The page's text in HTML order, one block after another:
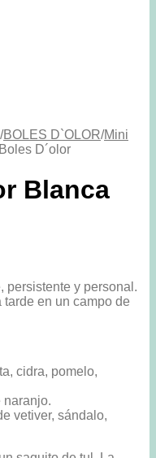
/BOLES D`OLOR/Mini
D´olor
Blanca
persistente y personal.
en un campo de
cidra, pomelo,
naranjo.
vetiver, sándalo,